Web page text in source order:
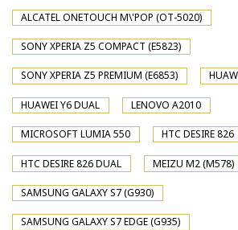
ALCATEL ONETOUCH M\'POP (OT-5020)
SONY XPERIA Z5 COMPACT (E5823)
SONY XPERIA Z5 PREMIUM (E6853)
HUAWEI Y6 DUAL LENOVO A2010
MICROSOFT LUMIA 550 HTC DESIRE 826
HTC DESIRE 826 DUAL MEIZU M2 (M578)
SAMSUNG GALAXY S7 (G930)
SAMSUNG GALAXY S7 EDGE (G935)